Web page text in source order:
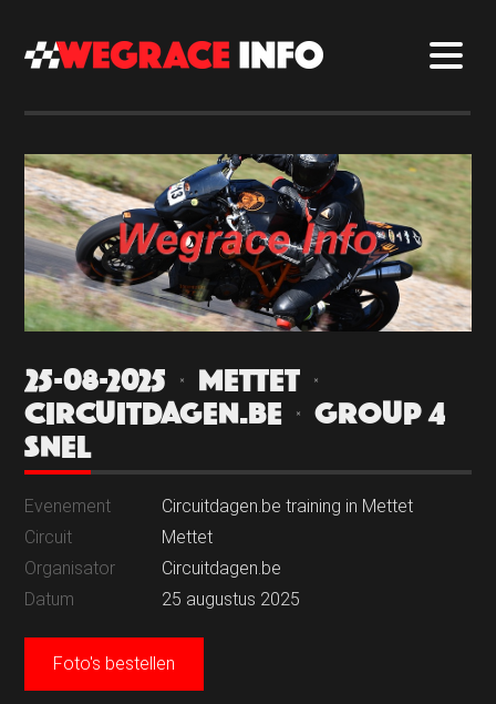
25-08-2025 | METTET |
CIRCUITDAGEN.BE | GROUP 4
SNEL
Evenement
Circuitdagen.be training in Mettet
Circuit
Mettet
Organisator
Circuitdagen.be
Datum
25 augustus 2025
Foto's bestellen